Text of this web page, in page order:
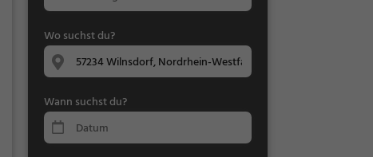
Wo suchst du?
Wann suchst du?